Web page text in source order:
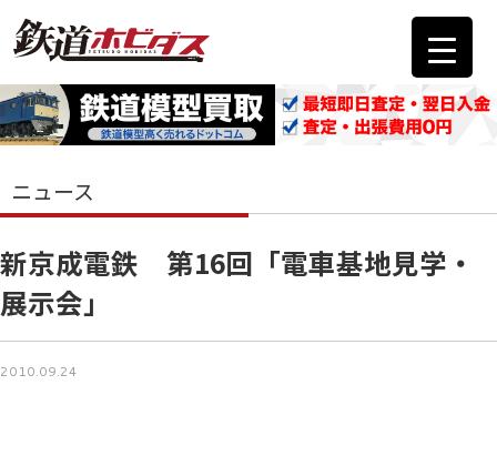
ニュース
新京成電鉄 第16回「電車基地見学・
展示会」
2010.09.24